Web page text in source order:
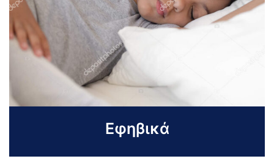
Εφηβικά